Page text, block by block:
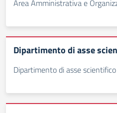
Area Amministrativa e
Dipartimento di asse
Dipartimento di asse